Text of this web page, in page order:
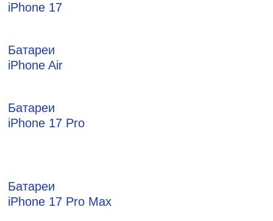
iPhone 17
Батареи
iPhone Air
Батареи
iPhone 17 Pro
Батареи
iPhone 17 Pro Max